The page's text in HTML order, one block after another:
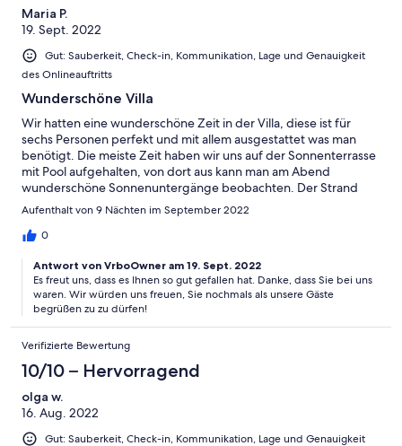
Maria P.
19. Sept. 2022
Gut: Sauberkeit, Check-in, Kommunikation, Lage und Genauigkeit
des Onlineauftritts
Wunderschöne Villa
Wir hatten eine wunderschöne Zeit in der Villa, diese ist für
sechs Personen perfekt und mit allem ausgestattet was man
benötigt. Die meiste Zeit haben wir uns auf der Sonnenterrasse
mit Pool aufgehalten, von dort aus kann man am Abend
wunderschöne Sonnenuntergänge beobachten. Der Strand
Elafonisi ist 20 Autominuten entfernt, hier kann man tolle
Strandtage verbringen und schnorcheln. Der nächste große
Supermarkt ist 45 Autominuten entfernt, die nächste große
allerdings nicht so lang vor, weil man damit beschäftigt ist die
Aussicht zu bestaunen. Die Villa ist mit ein paar weiteren Villen
sehr ruhig gelegen. Wenn der Wind richtig steht, kann man
auch das Meeresrauschen hören. Wir waren begeistert und
würden wiederkommen. Danke auch für die gute Betreuung
und die Informationen vom Gastgeber.
Aufenthalt von 9 Nächten im September 2022
0
Antwort von VrboOwner am 19. Sept. 2022
Es freut uns, dass es Ihnen so gut gefallen hat. Danke, dass Sie bei uns
waren. Wir würden uns freuen, Sie nochmals als unsere Gäste
begrüßen zu zu dürfen!
Verifizierte Bewertung
10/10 – Hervorragend
olga w.
16. Aug. 2022
Gut: Sauberkeit, Check-in, Kommunikation, Lage und Genauigkeit